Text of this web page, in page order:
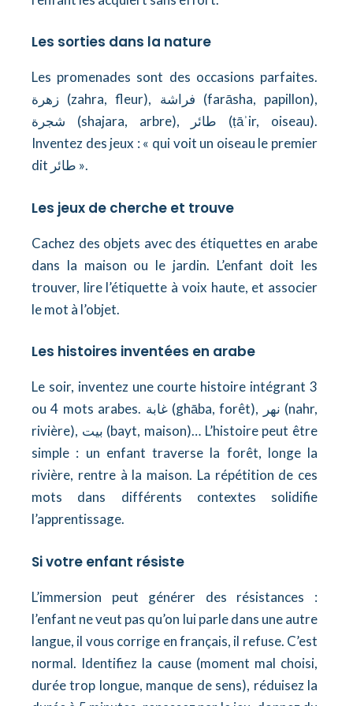
Les sorties dans la nature
Les promenades sont des occasions parfaites.
زهرة (zahra, fleur), فراشة (farāsha, papillon),
شجرة (shajara, arbre), طائر (ṭāʾir, oiseau).
Inventez des jeux : « qui voit un oiseau le premier
dit طائر ».
Les jeux de cherche et trouve
Cachez des objets avec des étiquettes en arabe
dans la maison ou le jardin. L’enfant doit les
trouver, lire l’étiquette à voix haute, et associer
le mot à l’objet.
Les histoires inventées en arabe
Le soir, inventez une courte histoire intégrant 3
ou 4 mots arabes. غابة (ghāba, forêt), نهر (nahr,
rivière), بيت (bayt, maison)… L’histoire peut être
simple : un enfant traverse la forêt, longe la
rivière, rentre à la maison. La répétition de ces
mots dans différents contextes solidifie
l’apprentissage.
Si votre enfant résiste
L’immersion peut générer des résistances :
l’enfant ne veut pas qu’on lui parle dans une autre
langue, il vous corrige en français, il refuse. C’est
normal. Identifiez la cause (moment mal choisi,
durée trop longue, manque de sens), réduisez la